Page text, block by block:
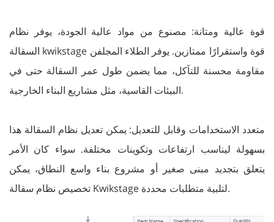
قوة عالية ومتانة: مصنوع من مواد عالية الجودة، يوفر نظام
السقالة kwikstage قوة واستقرارًا ممتازين. يوفر الطلاء المجلفن
مقاومة محسنة للتآكل، مما يضمن طول عمر السقالة حتى في
البيئات القاسية، مثل مشاريع البناء الخارجية.
متعدد الاستخدامات وقابل للتعديل: يمكن تعديل نظام السقالة هذا
بسهولة ليناسب ارتفاعات وتكوينات مختلفة. سواء كان الأمر
يتعلق بتجديد مبنى صغير أو مشروع بناء واسع النطاق، يمكن
تخصيص نظام سقالة Kwikstage لتلبية متطلبات محددة.